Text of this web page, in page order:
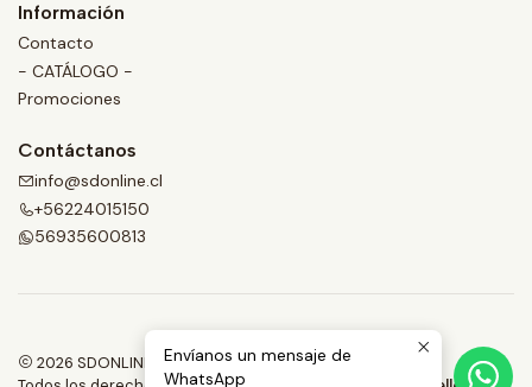
Información
Contacto
- CATÁLOGO -
Promociones
Contáctanos
info@sdonline.cl
+56224015150
56935600813
2026 SDONLINE.
Envíanos un mensaje de
WhatsApp